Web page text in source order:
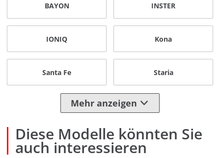
BAYON INSTER
IONIQ Kona
Santa Fe Staria
Mehr anzeigen
Diese Modelle könnten Sie
auch interessieren